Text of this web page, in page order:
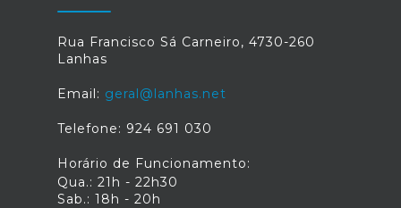
Rua Francisco Sá Carneiro, 4730-260
Lanhas
Email: geral@lanhas.net
Telefone: 924 691 030
Horário de Funcionamento:
Qua.: 21h - 22h30
Sab.: 18h - 20h